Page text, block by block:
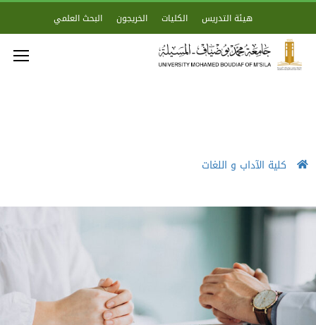
هيئة التدريس الكليات الخريجون البحث العلمي
كلية الآداب و اللغات